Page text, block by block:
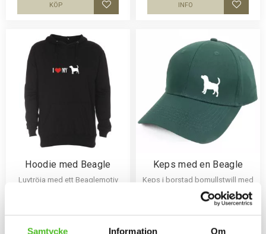
Samtycke Information Om
Lägg till i favoriter
KÖP
Lägg
INFO
Hoodie med Beagle
Luvtröja med ett Beaglemotiv
INFO
Keps med en Beagle
Keps i borstad bomullstwill med
kardborrespänne och med ett
siluettmotiv av en Beagle.